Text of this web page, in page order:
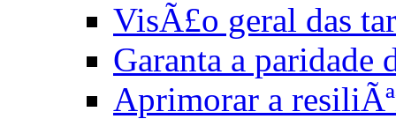
VisÃ£o geral das
Garanta a paridade
Aprimorar a